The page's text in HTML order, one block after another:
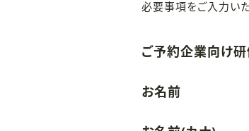
必要事項をご入力い
ご予約企業向け
お名前